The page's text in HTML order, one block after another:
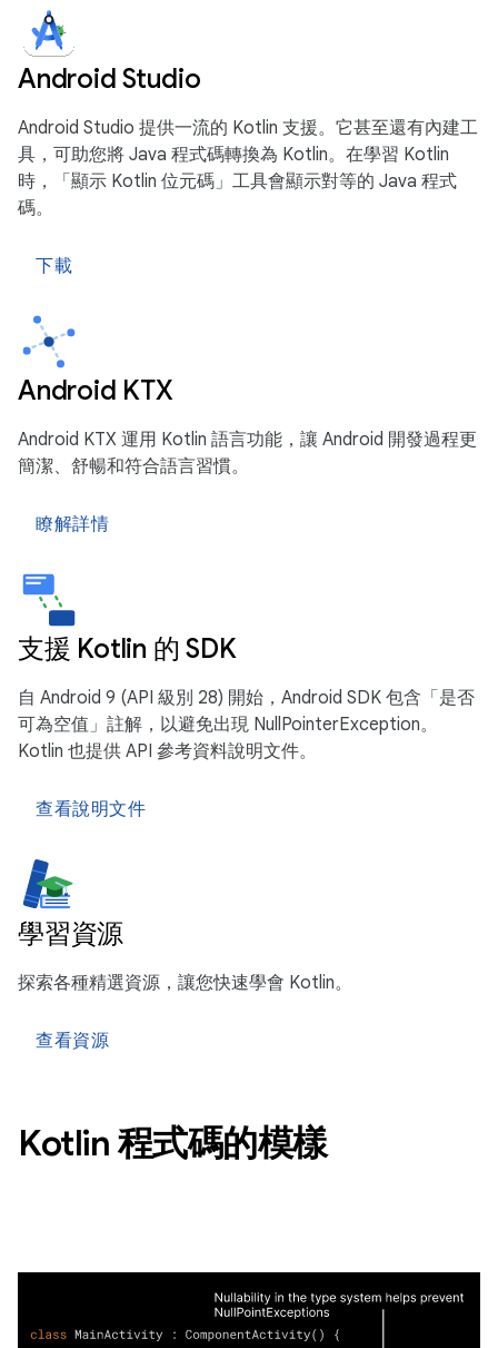
Android Studio
Android Studio 提供一流的 Kotlin 支援。它甚至還有內建工
具，可助您將 Java 程式碼轉換為 Kotlin。在學習 Kotlin
時，「顯示 Kotlin 位元碼」工具會顯示對等的 Java 程式
碼。
下載
Android KTX
Android KTX 運用 Kotlin 語言功能，讓 Android 開發過程更
簡潔、舒暢和符合語言習慣。
瞭解詳情
支援 Kotlin 的 SDK
自 Android 9 (API 級別 28) 開始，Android SDK 包含「是否
可為空值」註解，以避免出現 NullPointerException。
Kotlin 也提供 API 參考資料說明文件。
查看說明文件
學習資源
探索各種精選資源，讓您快速學會 Kotlin。
查看資源
Kotlin 程式碼的模樣